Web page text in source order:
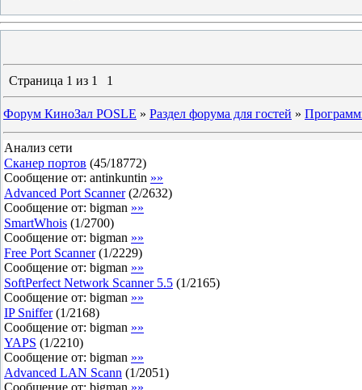
Страница 1 из 1 1
Форум КиноЗал POSLE » Раздел форума для гостей »
Анализ сети
Сканер портов (45/18772)
Сообщение от: antinkuntin »»
Advanced Port Scanner (2/2632)
Сообщение от: bigman »»
SmartWhois (1/2700)
Сообщение от: bigman »»
Free Port Scanner (1/2229)
Сообщение от: bigman »»
SoftPerfect Network Scanner 5.5 (1/2165)
Сообщение от: bigman »»
IP Sniffer (1/2168)
Сообщение от: bigman »»
YAPS (1/2210)
Сообщение от: bigman »»
Advanced LAN Scann (1/2051)
Сообщение от: bigman »»